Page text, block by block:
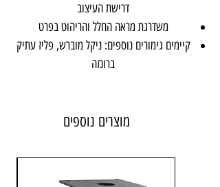
דרישת העיצוב
משדרגת מראה החלל והריהוט בפרט
קיימים גימורים נוספים: ניקל מוברש, פליז עתיק
ברונזה
חומר: מזק
צבע: שחור עתיק
מוצרים נוספים